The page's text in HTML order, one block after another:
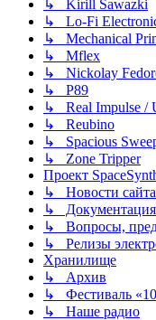
↳ Kirill Sawazki
↳ Lo-Fi
↳ Mechanical
↳ Mflex
↳ Nickolay
↳ P89
↳ Real Impulse /
↳ Reubino
↳ Spacious
↳ Zone Tripper
Проект
↳ Новости сайта
↳
↳ Вопросы,
↳ Релизы
Хранилище
↳ Архив
↳ Фестиваль
↳ Наше радио